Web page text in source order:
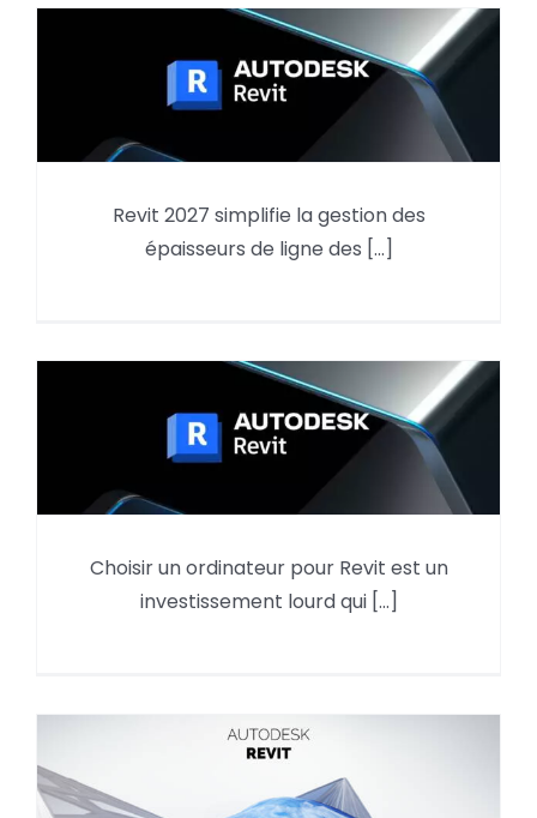
La gestion des épaisseurs de
ligne des fichiers liés –
Revit 2027 simplifie la gestion des
épaisseurs de ligne des [...]
Quel matériel PC choisir pour
Revit en 2026 ?
Choisir un ordinateur pour Revit est un
investissement lourd qui [...]